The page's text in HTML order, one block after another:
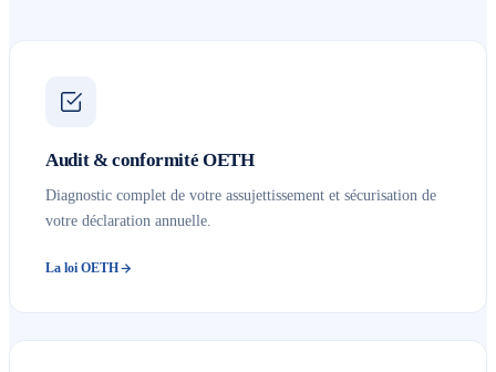
Audit & conformité OETH
Diagnostic complet de votre assujettissement et sécurisation de
votre déclaration annuelle.
La loi OETH